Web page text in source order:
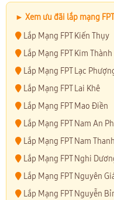
► Xem ưu đãi lắp mạng
Lắp Mạng FPT Kiến Thụy
Lắp Mạng FPT Kim Thành
Lắp Mạng FPT Lạc
Lắp Mạng FPT Lai Khê
Lắp Mạng FPT Mao Điền
Lắp Mạng FPT Nam An
Lắp Mạng FPT Nam
Lắp Mạng FPT Nghi
Lắp Mạng FPT Nguyên
Lắp Mạng FPT Nguyễn